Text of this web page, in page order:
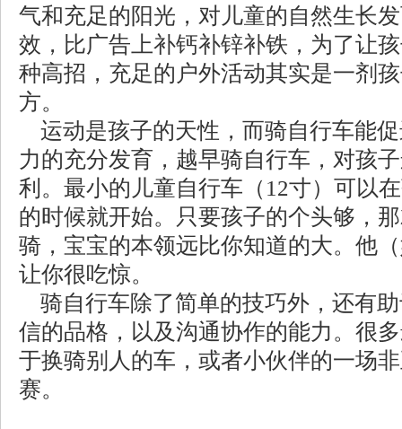
气和充足的阳光，对儿童的自然生长
效，比广告上补钙补锌补铁，为了让
种高招，充足的户外活动其实是一剂
方。
运动是孩子的天性，而骑自行车能
力的充分发育，越早骑自行车，对孩
利。最小的儿童自行车（12寸）可以
的时候就开始。只要孩子的个头够，
骑，宝宝的本领远比你知道的大。他
让你很吃惊。
骑自行车除了简单的技巧外，还有
信的品格，以及沟通协作的能力。很
于换骑别人的车，或者小伙伴的一场
赛。